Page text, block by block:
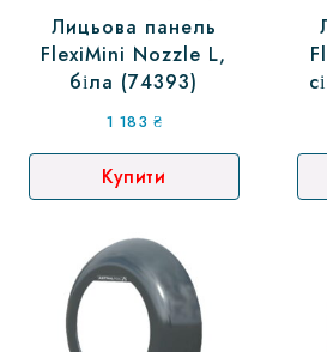
Лицьова панель
FlexiMini Nozzle L,
біла (74393)
1 183 ₴
Купити